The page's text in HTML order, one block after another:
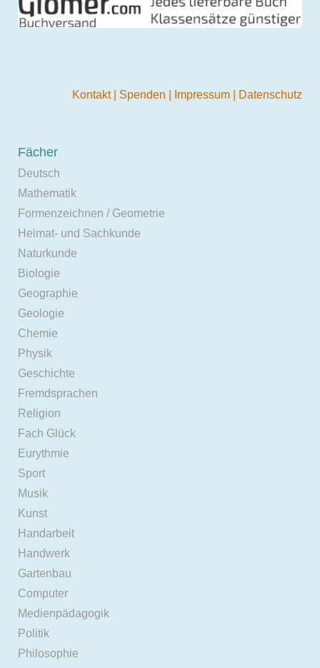
Kontakt Spenden Impressum Datenschutz
Fächer
Deutsch
Mathematik
Formenzeichnen / Geometrie
Heimat- und Sachkunde
Naturkunde
Biologie
Geographie
Geologie
Chemie
Physik
Geschichte
Fremdsprachen
Religion
Fach Glück
Eurythmie
Sport
Musik
Kunst
Handarbeit
Handwerk
Gartenbau
Computer
Medienpädagogik
Politik
Philosophie